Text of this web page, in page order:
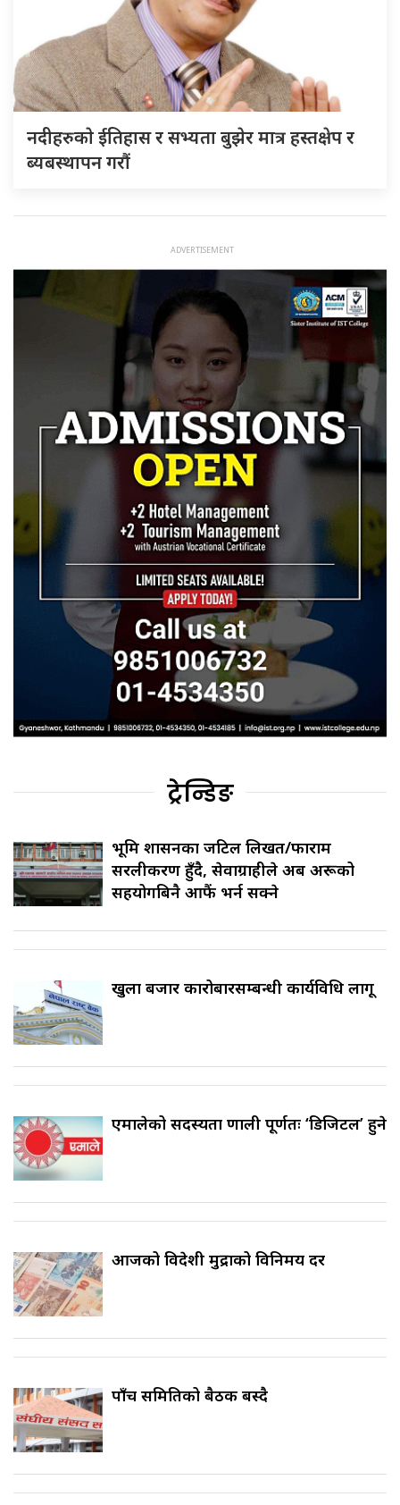
नदीहरुकाे ईतिहास र सभ्यता बुझेर मात्र हस्तक्षेप र
ब्यबस्थापन गराैं
ट्रेन्डिङ
भूमि प्रशासनका जटिल लिखत/फाराम
सरलीकरण हुँदै, सेवाग्राहीले अब अरूको
सहयोगबिनै आफैं भर्न सक्ने
खुला बजार कारोबारसम्बन्धी कार्यविधि लागू
एमालेको सदस्यता प्रणाली पूर्णतः ‘डिजिटल’ हुने
आजको विदेशी मुद्राको विनिमय दर
पाँच समितिको बैठक बस्दै